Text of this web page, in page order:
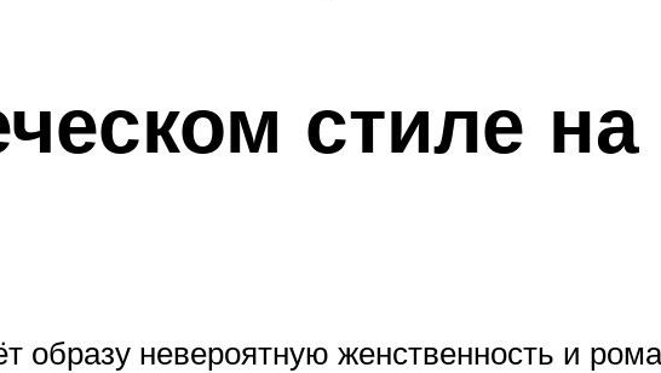
стиле на
образу невероятную женственность и